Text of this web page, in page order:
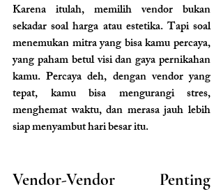
Karena itulah, memilih vendor bukan
sekadar soal harga atau estetika. Tapi soal
menemukan mitra yang bisa kamu percaya,
yang paham betul visi dan gaya pernikahan
kamu. Percaya deh, dengan vendor yang
tepat, kamu bisa mengurangi stres,
menghemat waktu, dan merasa jauh lebih
siap menyambut hari besar itu.
Vendor-Vendor Penting